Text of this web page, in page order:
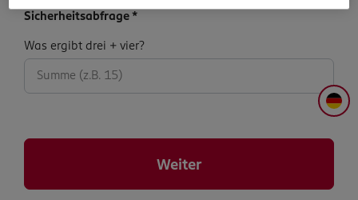
DE
Sicherheits­abfrage *
Sicherheits­
abfrage:
Was ergibt drei + vier?
Weiter